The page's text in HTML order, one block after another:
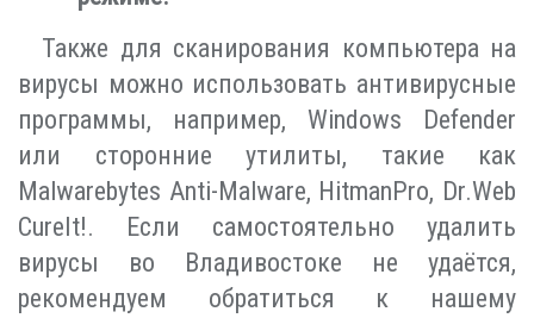
Также для сканирования компьютера на
вирусы можно использовать антивирусные
программы, например, Windows Defender
или сторонние утилиты, такие как
Malwarebytes Anti-Malware, HitmanPro, Dr.Web
CureIt!. Если самостоятельно удалить
вирусы во Владивостоке не удаётся,
рекомендуем обратиться к нашему